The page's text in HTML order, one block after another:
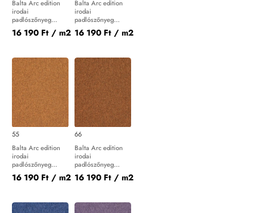
Balta Arc edition
irodai
padlószőnyeg
Master 490
16 190 Ft / m2
Balta Arc edition
irodai
padlószőnyeg
Master 52
16 190 Ft / m2
55
Balta Arc edition
irodai
padlószőnyeg
Master 55
16 190 Ft / m2
66
Balta Arc edition
irodai
padlószőnyeg
Master 66
16 190 Ft / m2